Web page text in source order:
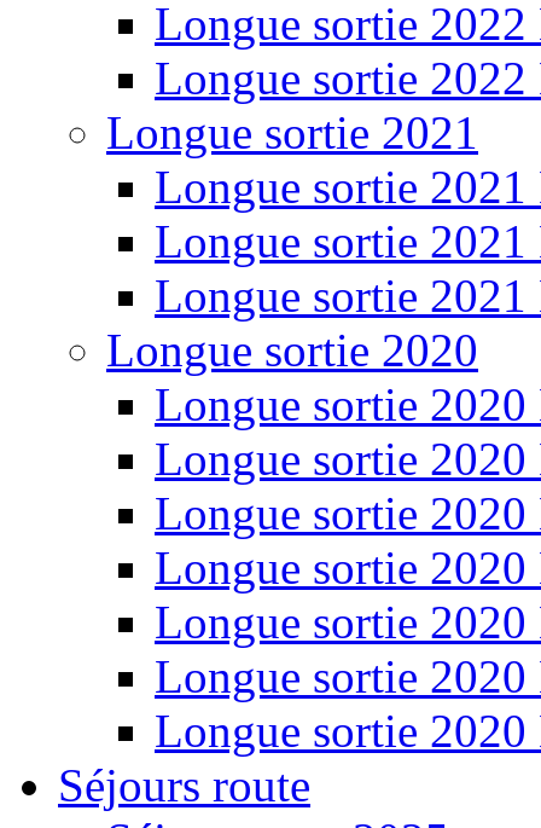
Longue sortie 2022
Longue sortie 2022
Longue sortie 2021
Longue sortie 2021
Longue sortie 2021
Longue sortie 2021
Longue sortie 2020
Longue sortie 2020
Longue sortie 2020
Longue sortie 2020
Longue sortie 2020
Longue sortie 2020
Longue sortie 2020
Longue sortie 2020
Séjours route